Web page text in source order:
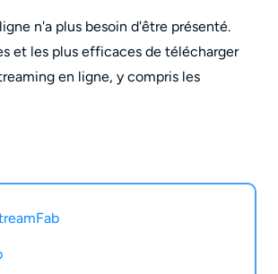
n'a plus besoin d'être présenté.
et les plus efficaces de télécharger
en ligne, y compris les